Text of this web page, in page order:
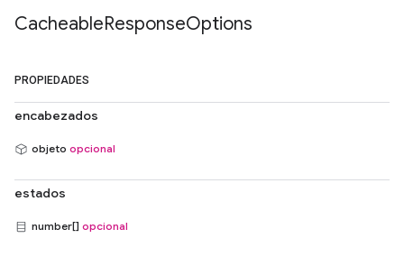
CacheableResponseOptions
PROPIEDADES
encabezados
objeto opcional
estados
number[] opcional